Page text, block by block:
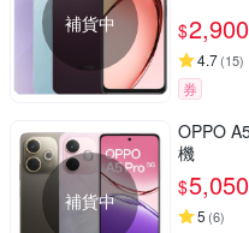
補貨中 $2,900
4.7(15)
券
補貨中
OPPO
機
$5,050
5 (6)